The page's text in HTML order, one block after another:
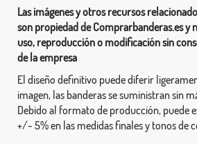
Las imágenes y otros recursos
son propiedad de Comprarbanderas.es y
uso, reproducción o modificación sin
de la empresa
El diseño definitivo puede diferir
imagen, las banderas se suministran sin
Debido al formato de producción, puede
+/- 5% en las medidas finales y tonos de